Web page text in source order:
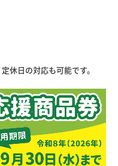
休日の対応も可能です。